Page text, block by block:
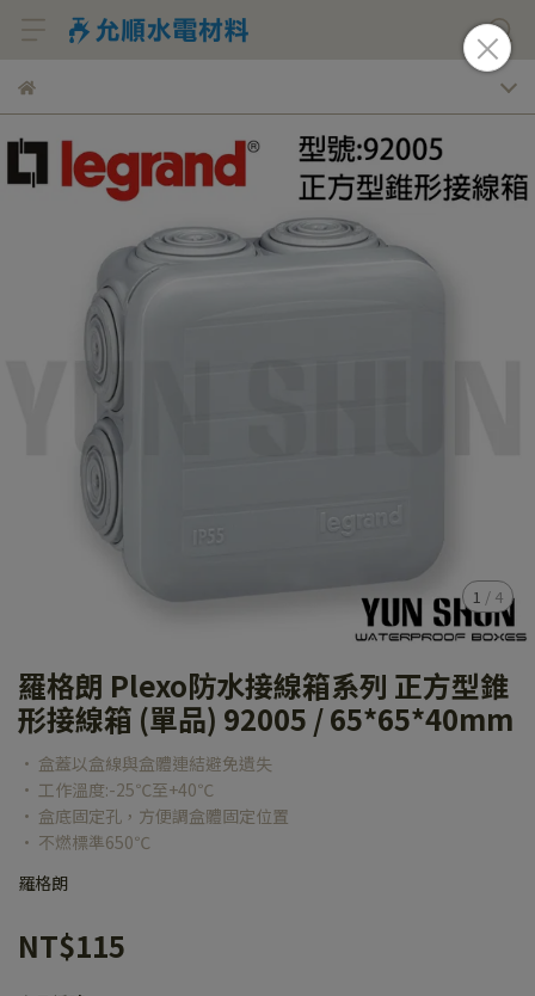
1 / 4
羅格朗 Plexo防水接線箱系列 正方型錐
形接線箱 (單品) 92005 / 65*65*40mm
• 盒蓋以盒線與盒體連結避免遺失
• 工作溫度:-25℃至+40℃
• 盒底固定孔，方便調盒體固定位置
• 不燃標準650℃
羅格朗
NT$115